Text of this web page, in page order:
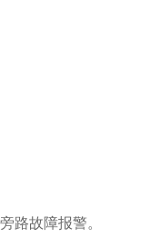
路故障报警。